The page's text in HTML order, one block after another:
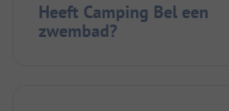
Heeft Camping Bel een
zwembad?